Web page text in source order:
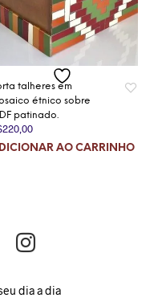
talheres em
étnico sobre
patinado.
220,00
AO CARRINHO
dia a dia